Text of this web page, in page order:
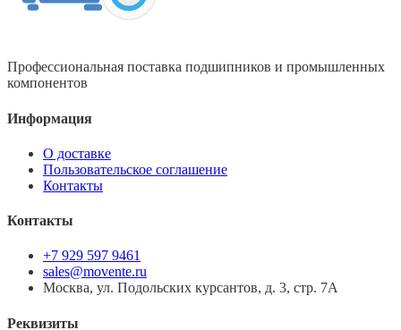
Профессиональная поставка подшипников и промышленных
компонентов
Информация
О доставке
Пользовательское соглашение
Контакты
Контакты
+7 929 597 9461
sales@movente.ru
Москва, ул. Подольских курсантов, д. 3, стр. 7А
Реквизиты